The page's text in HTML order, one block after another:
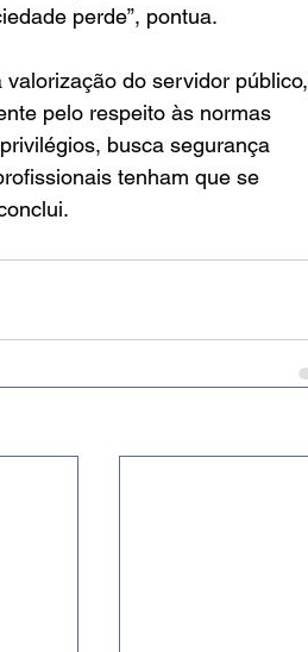
perde”, pontua.
do servidor público,
pelo respeito às normas
busca segurança
tenham que se